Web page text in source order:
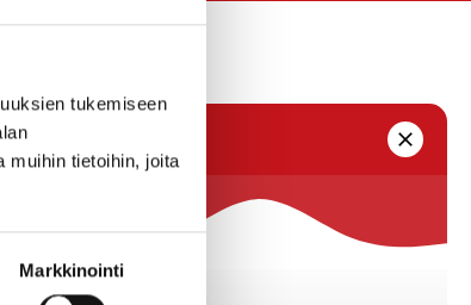
tukemiseen
muihin tietoihin, joita
Markkinointi